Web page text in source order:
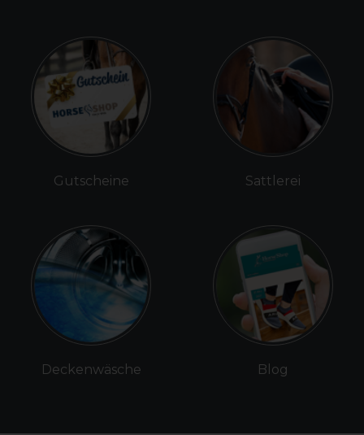
Gutscheine
Deckenwäsche
Sattlerei
Blog